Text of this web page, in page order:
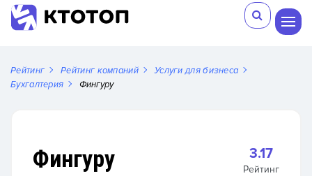
Рейтинг Рейтинг компаний
Услуги для бизнеса
Бухгалтерия
Фингуру
Фингуру 3.17
Рейтинг